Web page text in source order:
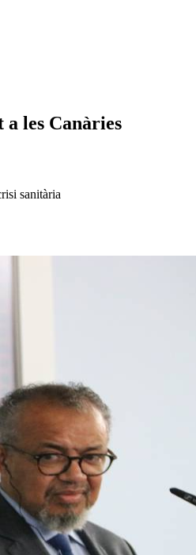
les Canàries
sanitària